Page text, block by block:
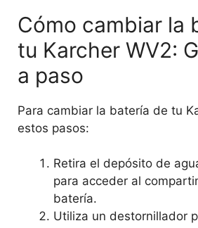
Cómo cambiar la
tu Karcher WV2:
a paso
Para cambiar la batería de tu
estos pasos:
Retira el depósito de
para acceder al
batería.
Utiliza un destornillador